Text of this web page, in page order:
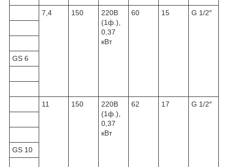
7,4 150
220В
(1ф.),
0,37
кВт
60 15 G 1/2″
GS 6
11 150
220В
(1ф.),
0,37
кВт
62 17 G 1/2″
GS 10